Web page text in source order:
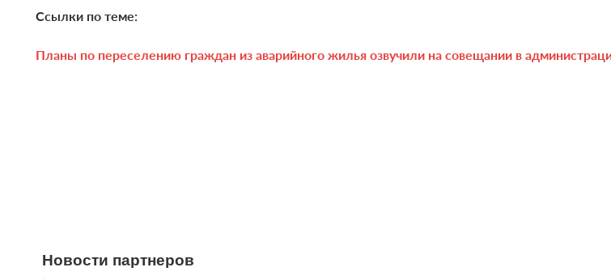
Ссылки по теме:
Планы по переселению граждан из аварийного жилья озвучили на совещании в
Новости партнеров